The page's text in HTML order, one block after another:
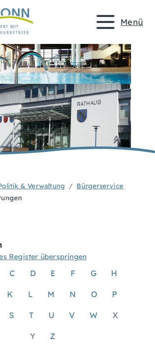
Menü
& Verwaltung
Bürgerservice
Register überspringen
C D E F G H
K L M N O P
S T U V W X
Y Z